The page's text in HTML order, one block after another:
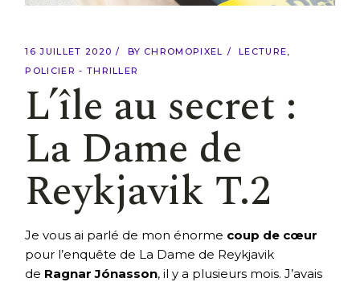
16 JUILLET 2020 BY CHROMOPIXEL
LECTURE
POLICIER - THRILLER
L’île au secret :
La Dame de
Reykjavik T.2
Je vous ai parlé de mon énorme coup de cœur
pour l’enquête de La Dame de Reykjavik
de Ragnar Jónasson, il y a plusieurs mois. J’avais